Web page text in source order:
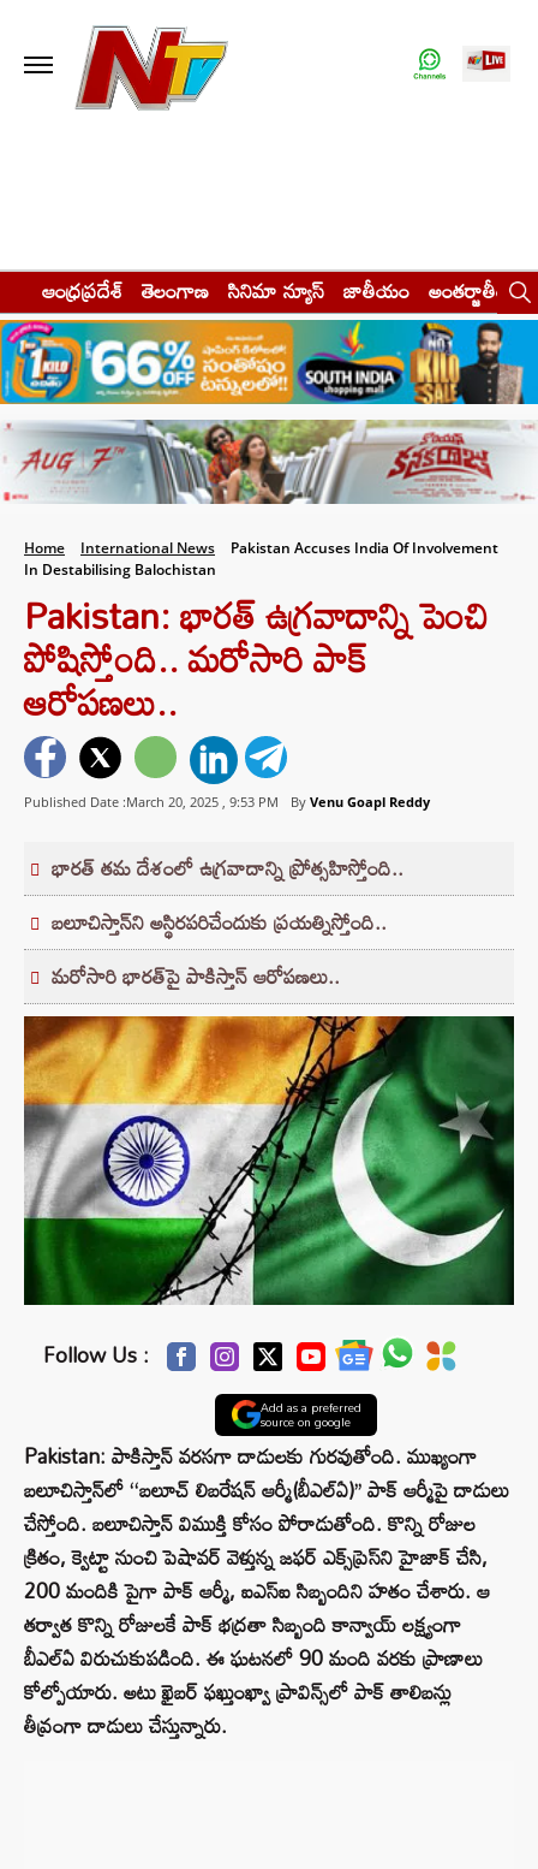
ఆంధ్రప్రదేశ్ తెలంగాణ సినిమా న్యూస్ జాతీయం అంతర్జాతీయం
Home International News
Pakistan Accuses India Of Involvement
In Destabilising Balochistan
Pakistan: భారత్ ఉగ్రవాదాన్ని పెంచి
పోషిస్తోంది.. మరోసారి పాక్
ఆరోపణలు..
Published Date :March 20, 2025 , 9:53 PM By Venu Goapl Reddy
భారత్ తమ దేశంలో ఉగ్రవాదాన్ని ప్రోత్సహిస్తోంది..
బలూచిస్తాన్‌ని అస్థిరపరిచేందుకు ప్రయత్నిస్తోంది..
మరోసారి భారత్‌పై పాకిస్తాన్ ఆరోపణలు..
Follow Us :
Add as a preferred
source on google
Pakistan: పాకిస్తాన్ వరసగా దాడులకు గురవుతోంది. ముఖ్యంగా
బలూచిస్తాన్‌లో ‘‘బలూచ్ లిబరేషన్ ఆర్మీ(బీఎల్ఏ)’’ పాక్ ఆర్మీపై దాడులు
చేస్తోంది. బలూచిస్తాన్ విముక్తి కోసం పోరాడుతోంది. కొన్ని రోజుల
క్రితం, క్వెట్టా నుంచి పెషావర్ వెళ్తున్న జఫర్ ఎక్స్‌ప్రెస్‌ని హైజాక్ చేసి,
200 మందికి పైగా పాక్ ఆర్మీ, ఐఎస్ఐ సిబ్బందిని హతం చేశారు. ఆ
తర్వాత కొన్ని రోజులకే పాక్ భద్రతా సిబ్బంది కాన్వాయ్ లక్ష్యంగా
బీఎల్ఏ విరుచుకుపడింది. ఈ ఘటనలో 90 మంది వరకు ప్రాణాలు
కోల్పోయారు. అటు ఖైబర్ ఫఖ్తుంఖ్వా ప్రావిన్స్‌లో పాక్ తాలిబన్లు
తీవ్రంగా దాడులు చేస్తున్నారు.